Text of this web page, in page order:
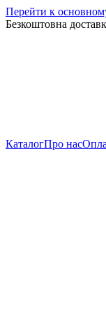
Перейти к
Безкоштовна
КаталогПро нас